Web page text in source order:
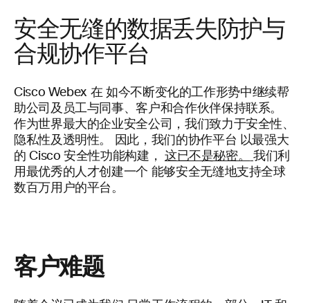
安全无缝的数据丢失防护与
合规协作平台
Cisco Webex 在 如今不断变化的工作形势中继续帮
助公司及员工与同事、客户和合作伙伴保持联系。
作为世界最大的企业安全公司，我们致力于安全性、
隐私性及透明性。 因此，我们的协作平台 以最强大
的 Cisco 安全性功能构建， 这已不是秘密。
我们利
用最优秀的人才创建一个 能够安全无缝地支持全球
数百万用户的平台。
客户难题